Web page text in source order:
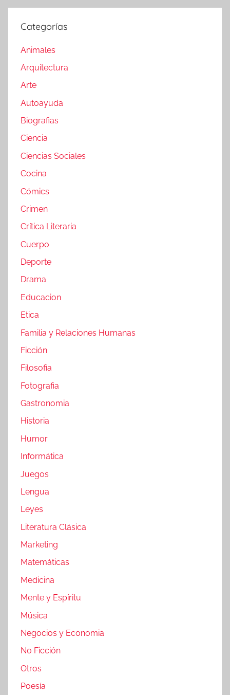
Categorías
Animales
Arquitectura
Arte
Autoayuda
Biografias
Ciencia
Ciencias Sociales
Cocina
Cómics
Crimen
Crítica Literaria
Cuerpo
Deporte
Drama
Educacion
Etica
Familia y Relaciones Humanas
Ficción
Filosofia
Fotografia
Gastronomia
Historia
Humor
Informática
Juegos
Lengua
Leyes
Literatura Clásica
Marketing
Matemáticas
Medicina
Mente y Espíritu
Música
Negocios y Economia
No Ficción
Otros
Poesía